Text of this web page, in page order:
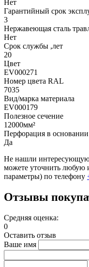
Нет
Гарантийный срок
3
Нержавеющая сталь
Нет
Срок службы ,лет
20
Цвет
EV000271
Номер цвета RAL
7035
Вид/марка материала
EV000179
Полезное сечение
12000мм²
Перфорация в
Да
Не нашли
можете уточнить любую
параметры) по телефону
Отзывы
Средняя оценка:
0
Оставить отзыв
Ваше имя